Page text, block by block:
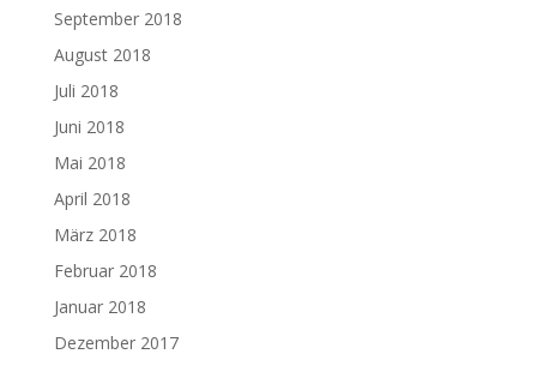
September 2018
August 2018
Juli 2018
Juni 2018
Mai 2018
April 2018
März 2018
Februar 2018
Januar 2018
Dezember 2017